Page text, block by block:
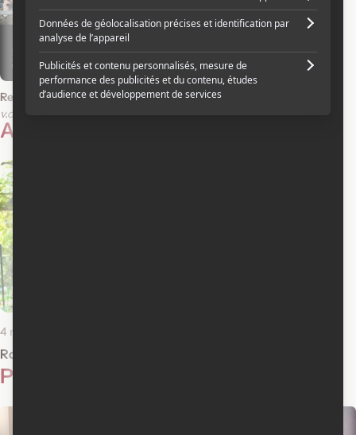
2010
Reste avec moi
v.o.f.
Actualités reliées
4 novembre 2010
Robert Ménard parle de Reste avec moi
Photos